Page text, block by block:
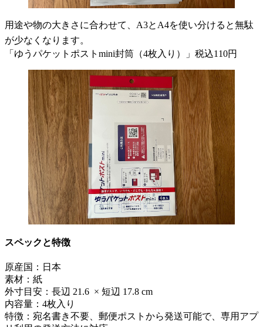
用途や物の大きさに合わせて、A3とA4を使い分けると無駄
が少なくなります。
「ゆうパケットポストmini封筒（4枚入り）」税込110円
スペックと特徴
原産国：日本
素材：紙
外寸目安：長辺 21.6 × 短辺 17.8 cm
内容量：4枚入り
特徴：宛名書き不要、郵便ポストから発送可能で、専用アプ